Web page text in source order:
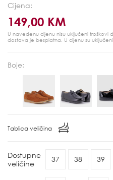
Cijena:
149,00 KM
U navedenu cijenu nisu uključeni troškovi
dostava je besplatna. U cijenu su
Boje:
Tablica veličina
Dostupne
veličine
37 38 39